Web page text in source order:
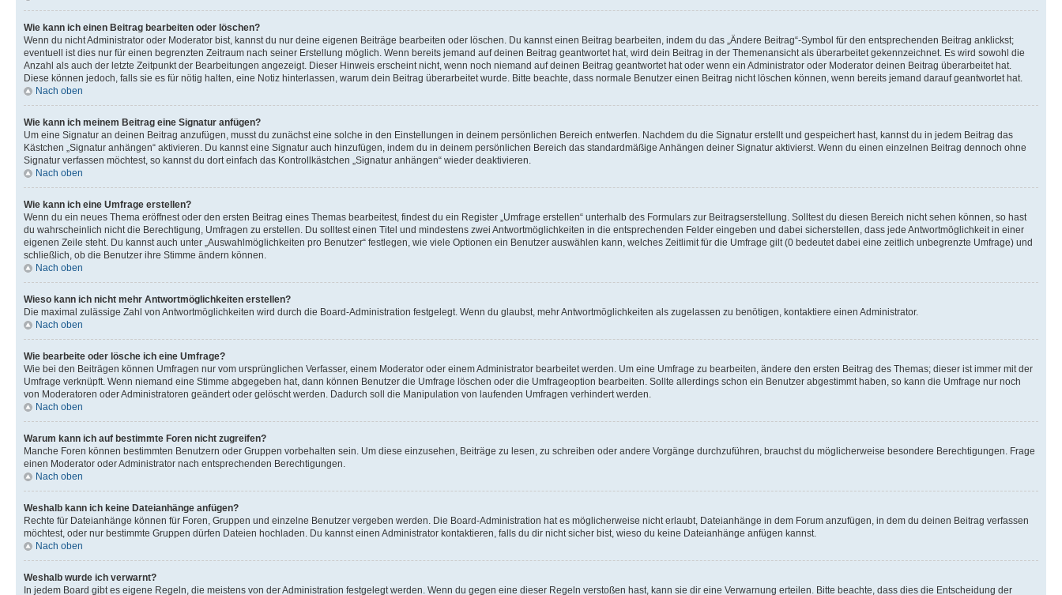
Wie kann ich einen Beitrag bearbeiten oder löschen?
Wenn du nicht Administrator oder Moderator bist, kannst du nur deine eigenen Beiträge bearbeiten oder löschen. Du kannst einen Beitrag bearbeiten, indem du das „Ändere Beitrag“-Symbol für den entsprechenden Beitrag anklickst;
eventuell ist dies nur für einen begrenzten Zeitraum nach seiner Erstellung möglich. Wenn bereits jemand auf deinen Beitrag geantwortet hat, wird dein Beitrag in der Themenansicht als überarbeitet gekennzeichnet. Es wird sowohl die
Anzahl als auch der letzte Zeitpunkt der Bearbeitungen angezeigt. Dieser Hinweis erscheint nicht, wenn noch niemand auf deinen Beitrag geantwortet hat oder wenn ein Administrator oder Moderator deinen Beitrag überarbeitet hat.
Diese können jedoch, falls sie es für nötig halten, eine Notiz hinterlassen, warum dein Beitrag überarbeitet wurde. Bitte beachte, dass normale Benutzer einen Beitrag nicht löschen können, wenn bereits jemand darauf geantwortet hat.
Nach oben
Wie kann ich meinem Beitrag eine Signatur anfügen?
Um eine Signatur an deinen Beitrag anzufügen, musst du zunächst eine solche in den Einstellungen in deinem persönlichen Bereich entwerfen. Nachdem du die Signatur erstellt und gespeichert hast, kannst du in jedem Beitrag das
Kästchen „Signatur anhängen“ aktivieren. Du kannst eine Signatur auch hinzufügen, indem du in deinem persönlichen Bereich das standardmäßige Anhängen deiner Signatur aktivierst. Wenn du einen einzelnen Beitrag dennoch ohne
Signatur verfassen möchtest, so kannst du dort einfach das Kontrollkästchen „Signatur anhängen“ wieder deaktivieren.
Nach oben
Wie kann ich eine Umfrage erstellen?
Wenn du ein neues Thema eröffnest oder den ersten Beitrag eines Themas bearbeitest, findest du ein Register „Umfrage erstellen“ unterhalb des Formulars zur Beitragserstellung. Solltest du diesen Bereich nicht sehen können, so hast
du wahrscheinlich nicht die Berechtigung, Umfragen zu erstellen. Du solltest einen Titel und mindestens zwei Antwortmöglichkeiten in die entsprechenden Felder eingeben und dabei sicherstellen, dass jede Antwortmöglichkeit in einer
eigenen Zeile steht. Du kannst auch unter „Auswahlmöglichkeiten pro Benutzer“ festlegen, wie viele Optionen ein Benutzer auswählen kann, welches Zeitlimit für die Umfrage gilt (0 bedeutet dabei eine zeitlich unbegrenzte Umfrage) und
schließlich, ob die Benutzer ihre Stimme ändern können.
Nach oben
Wieso kann ich nicht mehr Antwortmöglichkeiten erstellen?
Die maximal zulässige Zahl von Antwortmöglichkeiten wird durch die Board-Administration festgelegt. Wenn du glaubst, mehr Antwortmöglichkeiten als zugelassen zu benötigen, kontaktiere einen Administrator.
Nach oben
Wie bearbeite oder lösche ich eine Umfrage?
Wie bei den Beiträgen können Umfragen nur vom ursprünglichen Verfasser, einem Moderator oder einem Administrator bearbeitet werden. Um eine Umfrage zu bearbeiten, ändere den ersten Beitrag des Themas; dieser ist immer mit der
Umfrage verknüpft. Wenn niemand eine Stimme abgegeben hat, dann können Benutzer die Umfrage löschen oder die Umfrageoption bearbeiten. Sollte allerdings schon ein Benutzer abgestimmt haben, so kann die Umfrage nur noch
von Moderatoren oder Administratoren geändert oder gelöscht werden. Dadurch soll die Manipulation von laufenden Umfragen verhindert werden.
Nach oben
Warum kann ich auf bestimmte Foren nicht zugreifen?
Manche Foren können bestimmten Benutzern oder Gruppen vorbehalten sein. Um diese einzusehen, Beiträge zu lesen, zu schreiben oder andere Vorgänge durchzuführen, brauchst du möglicherweise besondere Berechtigungen. Frage
einen Moderator oder Administrator nach entsprechenden Berechtigungen.
Nach oben
Weshalb kann ich keine Dateianhänge anfügen?
Rechte für Dateianhänge können für Foren, Gruppen und einzelne Benutzer vergeben werden. Die Board-Administration hat es möglicherweise nicht erlaubt, Dateianhänge in dem Forum anzufügen, in dem du deinen Beitrag verfassen
möchtest, oder nur bestimmte Gruppen dürfen Dateien hochladen. Du kannst einen Administrator kontaktieren, falls du dir nicht sicher bist, wieso du keine Dateianhänge anfügen kannst.
Nach oben
Weshalb wurde ich verwarnt?
In jedem Board gibt es eigene Regeln, die meistens von der Administration festgelegt werden. Wenn du gegen eine dieser Regeln verstoßen hast, kann sie dir eine Verwarnung erteilen. Bitte beachte, dass dies die Entscheidung der